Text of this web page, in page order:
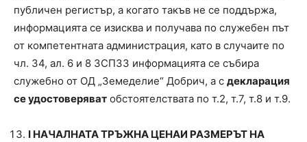
публичен регистър, а когато такъв не се поддържа,
информацията се изисква и получава по служебен път
от компетентната администрация, като в случаите по
чл. 34, ал. 6 и 8 ЗСПЗЗ информацията се събира
служебно от ОД „Земеделие“ Добрич, а с декларация
се удостоверяват обстоятелствата по т.2, т.7, т.8 и т.9.
I НАЧАЛНАТА ТРЪЖНА ЦЕНАИ РАЗМЕРЪТ НА